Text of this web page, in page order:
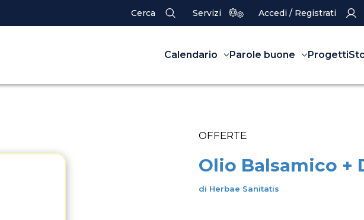
Cerca Servizi Accedi / Registrati
Calendario Parole buone Progetti
OFFERTE
Olio Balsamico +
di Herbae Sanitatis